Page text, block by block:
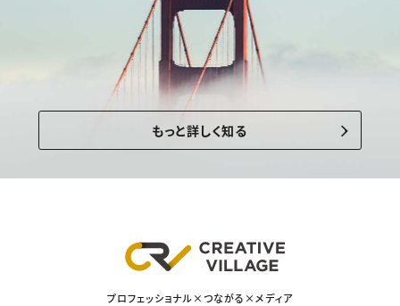
もっと詳しく知る
プロフェッショナル×つながる×メディア